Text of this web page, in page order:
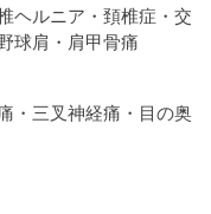
ヘルニア・頚椎症・交
球肩・肩甲骨痛
・三叉神経痛・目の奥